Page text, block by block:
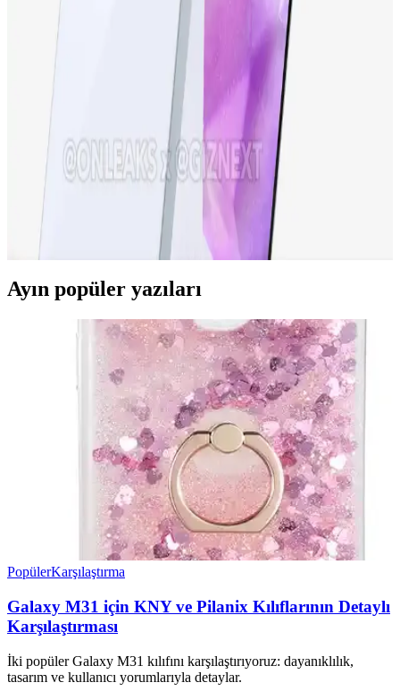
iPhone 15 Pro ve Yeni Nesil Teknolojiler: Tasarım,
Performans ve Yenilikler
iPhone 15 Pro, gelişmiş ekran, güçlü işlemci ve yenilikçi kamera
özellikleriyle öne çıkıyor. Tasarım ve performans açısından yeni
standartlar belirleyen bu model, teknolojideki son trendleri
Samsung Galaxy A36 Özellikleri ve Kullanıcı
Deneyimleri Analizi
Samsung Galaxy A36, güçlü ekran, iyi kamera ve uzun pil ömrüyle
dikkat çeken uygun fiyatlı akıllı telefon. Güncel özellikleri ve
kullanıcı deneyimleri detaylarıyla inceleniyor.
Ayın popüler yazıları
PopülerKarşılaştırma
Galaxy M31 için KNY ve Pilanix Kılıflarının Detaylı
Karşılaştırması
İki popüler Galaxy M31 kılıfını karşılaştırıyoruz: dayanıklılık,
tasarım ve kullanıcı yorumlarıyla detaylar.